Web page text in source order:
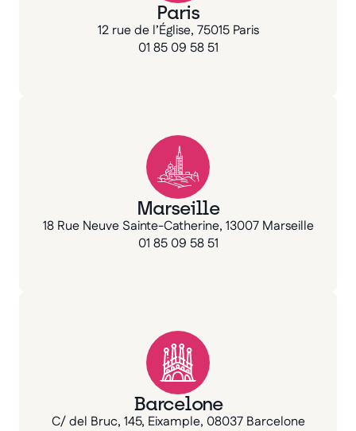
Paris
12 rue de l’Église, 75015 Paris
01 85 09 58 51
Marseille
18 Rue Neuve Sainte-Catherine, 13007 Marseille
01 85 09 58 51
Barcelone
C/ del Bruc, 145, Eixample, 08037 Barcelone